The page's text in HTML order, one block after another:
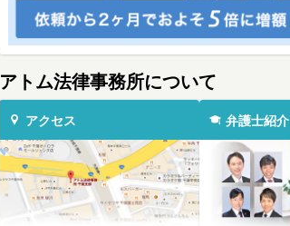
アトム法律事務所について
アクセス 弁護士紹介